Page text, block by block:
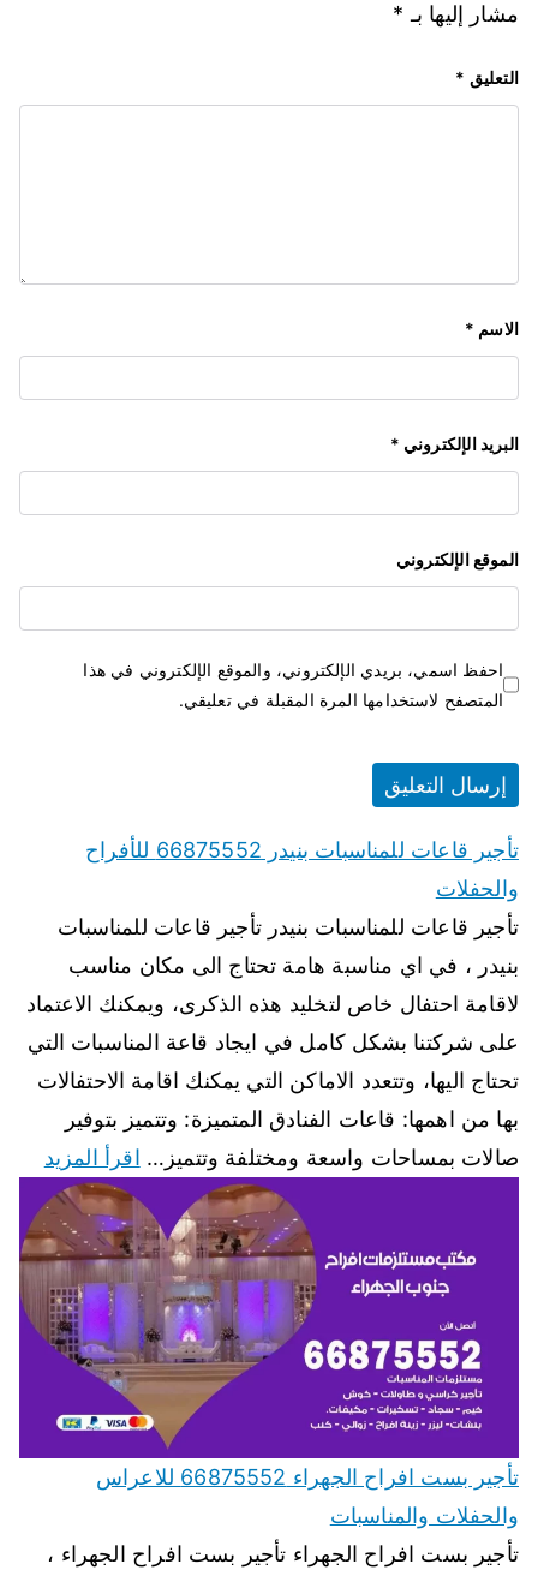
مشار إليها بـ *
التعليق *
الاسم *
البريد الإلكتروني *
الموقع الإلكتروني
احفظ اسمي، بريدي الإلكتروني، والموقع الإلكتروني في هذا
المتصفح لاستخدامها المرة المقبلة في تعليقي.
تأجير قاعات للمناسبات بنيدر 66875552 للأفراح
والحفلات
تأجير قاعات للمناسبات بنيدر تأجير قاعات للمناسبات
بنيدر ، في اي مناسبة هامة تحتاج الى مكان مناسب
لاقامة احتفال خاص لتخليد هذه الذكرى، ويمكنك الاعتماد
على شركتنا بشكل كامل في ايجاد قاعة المناسبات التي
تحتاج اليها، وتتعدد الاماكن التي يمكنك اقامة الاحتفالات
بها من اهمها: قاعات الفنادق المتميزة: وتتميز بتوفير
صالات بمساحات واسعة ومختلفة وتتميز… اقرأ المزيد
تأجير بست افراح الجهراء 66875552 للاعراس
والحفلات والمناسبات
تأجير بست افراح الجهراء تأجير بست افراح الجهراء ،